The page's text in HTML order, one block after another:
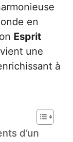
en
Esprit
une
à
d’un